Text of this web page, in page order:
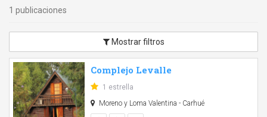
1 publicaciones
Mostrar filtros
Complejo Levalle
1 estrella
Moreno y Loma Valentina - Carhué